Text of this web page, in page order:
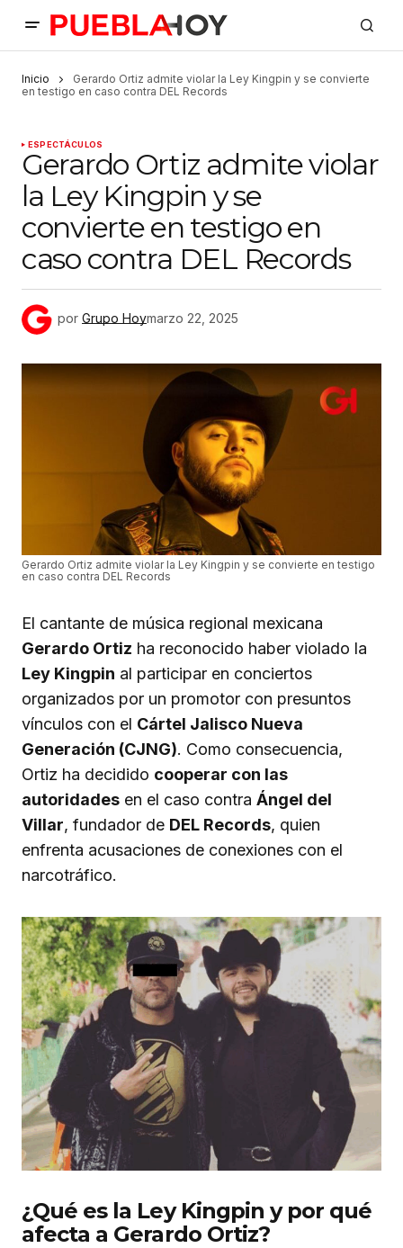
Inicio
Gerardo Ortiz admite violar la Ley Kingpin y se convierte
en testigo en caso contra DEL Records
ESPECTÁCULOS
Gerardo Ortiz admite violar
la Ley Kingpin y se
convierte en testigo en
caso contra DEL Records
por Grupo Hoymarzo 22, 2025
Gerardo Ortiz admite violar la Ley Kingpin y se convierte en testigo
en caso contra DEL Records
El cantante de música regional mexicana
Gerardo Ortiz ha reconocido haber violado la
Ley Kingpin al participar en conciertos
organizados por un promotor con presuntos
vínculos con el Cártel Jalisco Nueva
Generación (CJNG). Como consecuencia,
Ortiz ha decidido cooperar con las
autoridades en el caso contra Ángel del
Villar, fundador de DEL Records, quien
enfrenta acusaciones de conexiones con el
narcotráfico.
¿Qué es la Ley Kingpin y por qué
afecta a Gerardo Ortiz?